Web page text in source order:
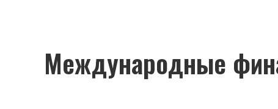
Международные